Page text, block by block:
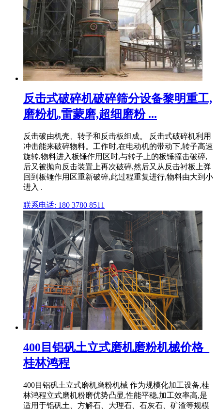
反击式破碎机破碎筛分设备黎明重工,
磨粉机,雷蒙磨,超细磨粉 ...
反击破由机壳、转子和反击板组成。 反击式破碎机利用
冲击能来破碎物料。工作时,在电动机的带动下,转子高速
旋转,物料进入板锤作用区时,与转子上的板锤撞击破碎,
后又被抛向反击装置上再次破碎,然后又从反击衬板上弹
回到板锤作用区重新破碎,此过程重复进行,物料由大到小
进入 .
联系电话: 180 3780 8511
400目铝矾土立式磨机磨粉机械价格_
桂林鸿程
400目铝矾土立式磨机磨粉机械 作为规模化加工设备,桂
林鸿程立式磨机粉磨优势凸显,性能平稳,加工效率高,是
适用于铝矾土、方解石、大理石、石灰石、矿渣等规模